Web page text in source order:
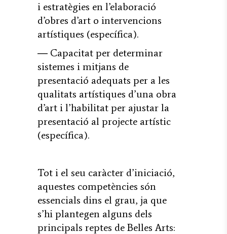
i estratègies en l’elaboració
d’obres d’art o intervencions
artístiques (específica).
― Capacitat per determinar
sistemes i mitjans de
presentació adequats per a les
qualitats artístiques d’una obra
d’art i l’habilitat per ajustar la
presentació al projecte artístic
(específica).
Tot i el seu caràcter d’iniciació,
aquestes competències són
essencials dins el grau, ja que
s’hi plantegen alguns dels
principals reptes de Belles Arts: